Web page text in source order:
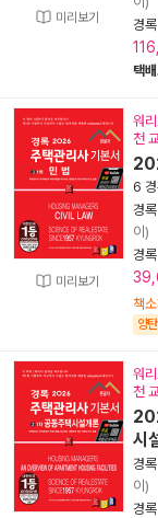
미리보기
경록
택배
미리보기
워
천
6 경
경
이)
경록
책
양
워
천
시
경
이)
경록